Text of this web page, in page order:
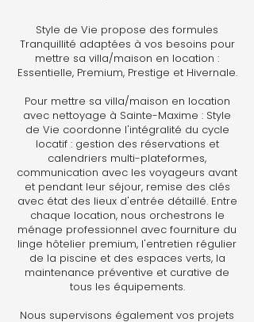
Style de Vie propose des formules
Tranquillité adaptées à vos besoins pour
mettre sa villa/maison en location :
Essentielle, Premium, Prestige et Hivernale.
Pour mettre sa villa/maison en location
avec nettoyage à Sainte-Maxime : Style
de Vie coordonne l'intégralité du cycle
locatif : gestion des réservations et
calendriers multi-plateformes,
communication avec les voyageurs avant
et pendant leur séjour, remise des clés
avec état des lieux d'entrée détaillé. Entre
chaque location, nous orchestrons le
ménage professionnel avec fourniture du
linge hôtelier premium, l'entretien régulier
de la piscine et des espaces verts, la
maintenance préventive et curative de
tous les équipements.
Nous supervisons également vos projets